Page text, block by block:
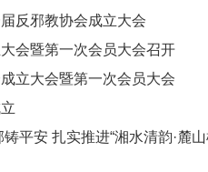
反邪教协会成立大会
会暨第一次会员大会召开
立大会暨第一次会员大会
平安 扎实推进“湘水清韵·麓